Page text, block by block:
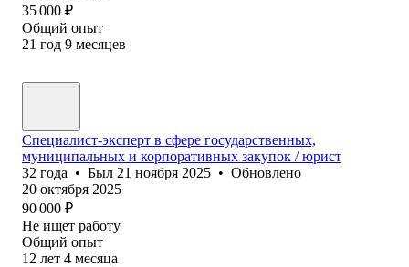
35 000 ₽
Общий опыт
21 год 9 месяцев
Специалист-эксперт в сфере государственных,
муниципальных и корпоративных закупок / юрист
32 года • Был 21 ноября 2025 • Обновлено
20 октября 2025
90 000 ₽
Не ищет работу
Общий опыт
12 лет 4 месяца